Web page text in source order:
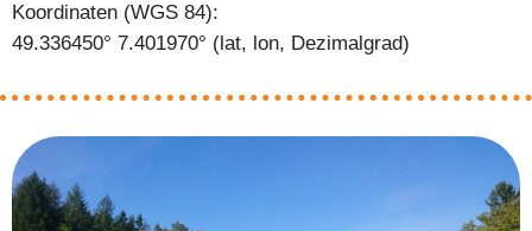
Koordinaten (WGS 84):
49.336450° 7.401970° (lat, lon, Dezimalgrad)